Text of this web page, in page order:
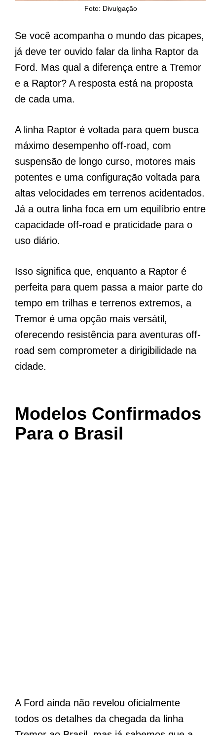
Foto: Divulgação
Se você acompanha o mundo das picapes,
já deve ter ouvido falar da linha Raptor da
Ford. Mas qual a diferença entre a Tremor
e a Raptor? A resposta está na proposta
de cada uma.
A linha Raptor é voltada para quem busca
máximo desempenho off-road, com
suspensão de longo curso, motores mais
potentes e uma configuração voltada para
altas velocidades em terrenos acidentados.
Já a outra linha foca em um equilíbrio entre
capacidade off-road e praticidade para o
uso diário.
Isso significa que, enquanto a Raptor é
perfeita para quem passa a maior parte do
tempo em trilhas e terrenos extremos, a
Tremor é uma opção mais versátil,
oferecendo resistência para aventuras off-
road sem comprometer a dirigibilidade na
cidade.
Modelos Confirmados
Para o Brasil
A Ford ainda não revelou oficialmente
todos os detalhes da chegada da linha